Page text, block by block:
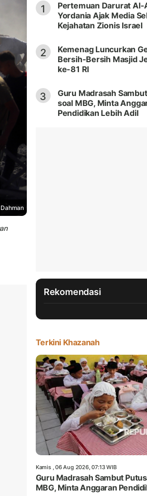
1
Pertemuan Darurat Al-
Yordania Ajak Media
Kejahatan Zionis Israel
2
Kemenag Luncurkan
Bersih-Bersih Masjid
ke-81 RI
3
Guru Madrasah
soal MBG, Minta
Pendidikan Lebih Adil
Rekomendasi
Terkini Khazanah
Kamis , 06 Aug 2026, 07:13 WIB
Guru Madrasah Sambut
MBG, Minta Anggaran